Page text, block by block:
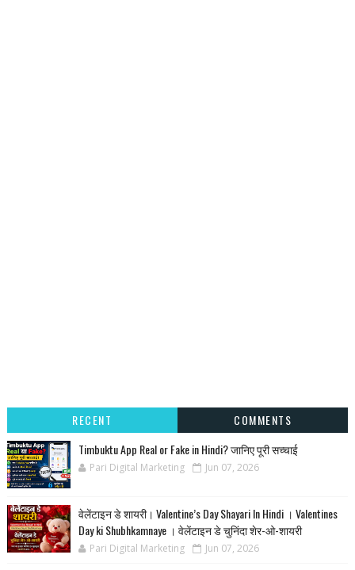
RECENT
COMMENTS
Timbuktu App Real or Fake in Hindi? जानिए पूरी सच्चाई
Pari Digital Marketing Jun 07, 2026
वेलेंटाइन डे शायरी। Valentine’s Day Shayari In Hindi । Valentines
Day ki Shubhkamnaye । वेलेंटाइन डे चुनिंदा शेर-ओ-शायरी
Pari Digital Marketing Jun 07, 2026